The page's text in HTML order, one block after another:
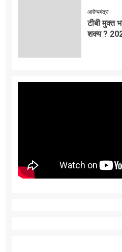
आरोग्यमंत्रा
टीबी मुक्त
शक्य ?